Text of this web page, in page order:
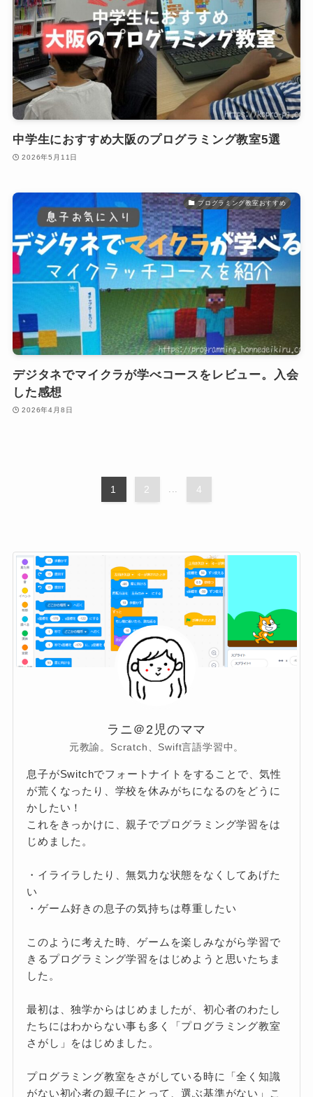
中学生におすすめ大阪のプログラミング教室5選
2026年5月11日
プログラミング教室おすすめ
デジタネでマイクラが学べコースをレビュー。入会
した感想
2026年4月8日
1 2 ... 4
ラニ＠2児のママ
元教諭。Scratch、Swift言語学習中。
息子がSwitchでフォートナイトをすることで、気性
が荒くなったり、学校を休みがちになるのをどうに
かしたい！
これをきっかけに、親子でプログラミング学習をは
じめました。
・イライラしたり、無気力な状態をなくしてあげた
い
・ゲーム好きの息子の気持ちは尊重したい
このように考えた時、ゲームを楽しみながら学習で
きるプログラミング学習をはじめようと思いたちま
した。
最初は、独学からはじめましたが、初心者のわたし
たちにはわからない事も多く「プログラミング教室
さがし」をはじめました。
プログラミング教室をさがしている時に「全く知識
がない初心者の親子にとって、選ぶ基準がない」こ